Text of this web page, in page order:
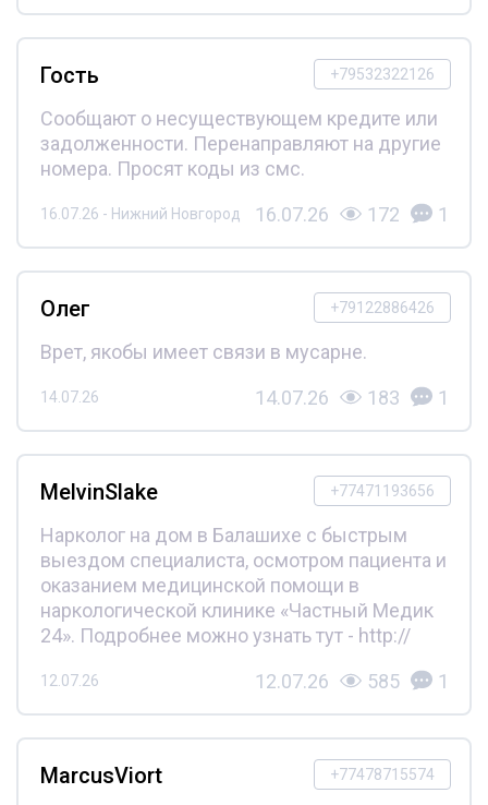
+79532322126
Гость
Сообщают о несуществующем кредите или
задолженности. Перенаправляют на другие
номера. Просят коды из смс.
16.07.26 - Нижний Новгород 16.07.26 172 1
+79122886426
Олег
Врет, якобы имеет связи в мусарне.
14.07.26 14.07.26 183 1
+77471193656
MelvinSlake
Нарколог на дом в Балашихе с быстрым
выездом специалиста, осмотром пациента и
оказанием медицинской помощи в
наркологической клинике «Частный Медик
24». Подробнее можно узнать тут - http://
12.07.26 12.07.26 585 1
+77478715574
MarcusViort